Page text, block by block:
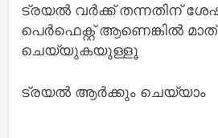
ട്രയൽ വർക്ക് തന്നതിന്
പെർഫെക്റ്റ് ആണെങ്കിൽ
ചെയ്യുകയുള്ളൂ
ട്രയൽ ആർക്കും ചെയ്യാം